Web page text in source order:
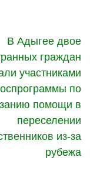
В Адыгее двое
граждан
участниками
по
помощи в
переселении
из-за
рубежа